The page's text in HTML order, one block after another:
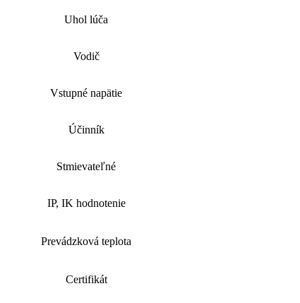
Uhol lúča
Vodič
Vstupné napätie
Účinník
Stmievateľné
IP, IK hodnotenie
Prevádzková teplota
Certifikát